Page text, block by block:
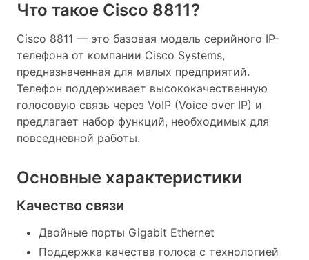
Что такое Cisco 8811?
Cisco 8811 — это базовая модель серийного IP-
телефона от компании Cisco Systems,
предназначенная для малых предприятий.
Телефон поддерживает высококачественную
голосовую связь через VoIP (Voice over IP) и
предлагает набор функций, необходимых для
повседневной работы.
Основные характеристики
Качество связи
Двойные порты Gigabit Ethernet
Поддержка качества голоса с технологией